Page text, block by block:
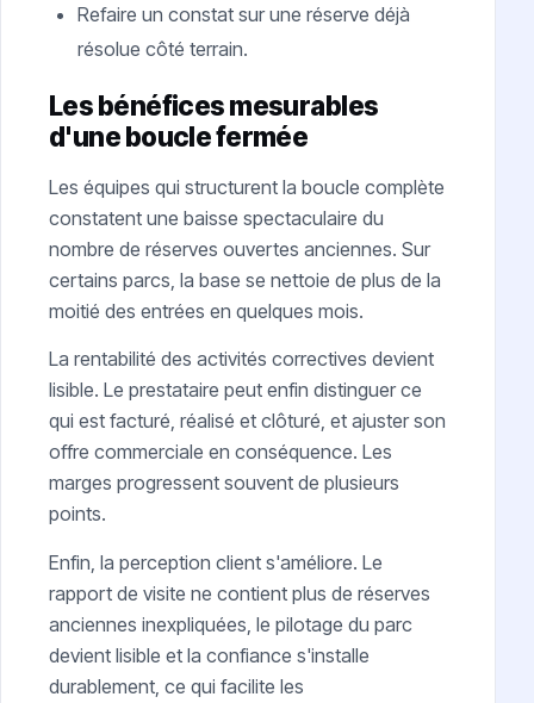
Refaire un constat sur une réserve déjà
résolue côté terrain.
Les bénéfices mesurables
d'une boucle fermée
Les équipes qui structurent la boucle complète
constatent une baisse spectaculaire du
nombre de réserves ouvertes anciennes. Sur
certains parcs, la base se nettoie de plus de la
moitié des entrées en quelques mois.
La rentabilité des activités correctives devient
lisible. Le prestataire peut enfin distinguer ce
qui est facturé, réalisé et clôturé, et ajuster son
offre commerciale en conséquence. Les
marges progressent souvent de plusieurs
points.
Enfin, la perception client s'améliore. Le
rapport de visite ne contient plus de réserves
anciennes inexpliquées, le pilotage du parc
devient lisible et la confiance s'installe
durablement, ce qui facilite les